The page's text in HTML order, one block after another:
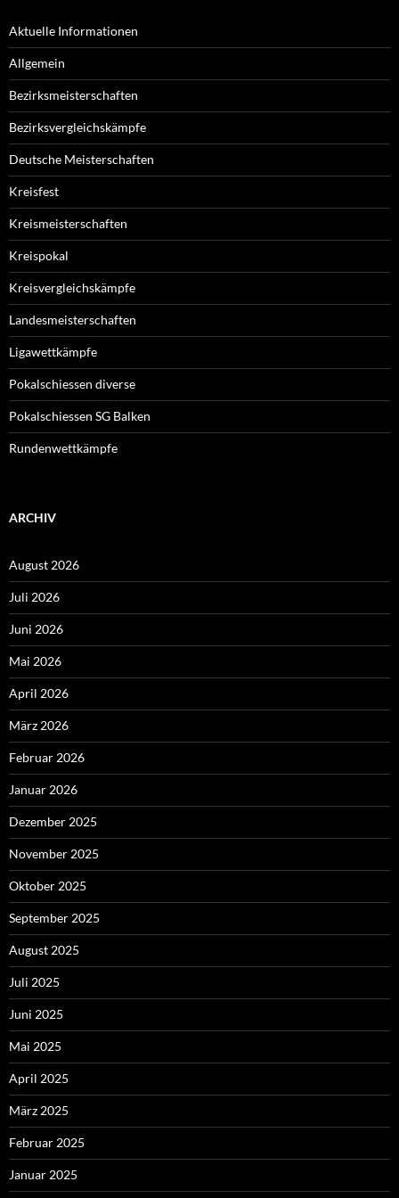
Aktuelle Informationen
Allgemein
Bezirksmeisterschaften
Bezirksvergleichskämpfe
Deutsche Meisterschaften
Kreisfest
Kreismeisterschaften
Kreispokal
Kreisvergleichskämpfe
Landesmeisterschaften
Ligawettkämpfe
Pokalschiessen diverse
Pokalschiessen SG Balken
Rundenwettkämpfe
ARCHIV
August 2026
Juli 2026
Juni 2026
Mai 2026
April 2026
März 2026
Februar 2026
Januar 2026
Dezember 2025
November 2025
Oktober 2025
September 2025
August 2025
Juli 2025
Juni 2025
Mai 2025
April 2025
März 2025
Februar 2025
Januar 2025